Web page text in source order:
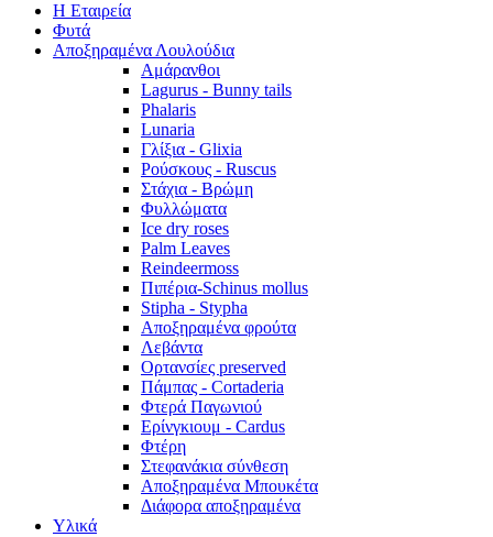
Η Εταιρεία
Φυτά
Αποξηραμένα Λουλούδια
Αμάρανθοι
Lagurus - Bunny tails
Phalaris
Lunaria
Γλίξια - Glixia
Ρούσκους - Ruscus
Στάχια - Βρώμη
Φυλλώματα
Ice dry roses
Palm Leaves
Reindeermoss
Πιπέρια-Schinus mollus
Stipha - Stypha
Αποξηραμένα φρούτα
Λεβάντα
Ορτανσίες preserved
Πάμπας - Cortaderia
Φτερά Παγωνιού
Ερίνγκιουμ - Cardus
Φτέρη
Στεφανάκια σύνθεση
Αποξηραμένα Μπουκέτα
Διάφορα αποξηραμένα
Υλικά